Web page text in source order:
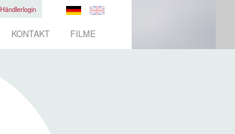
Händlerlogin
KONTAKT FILME